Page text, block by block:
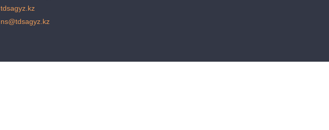
tdsagyz.kz
ns@tdsagyz.kz